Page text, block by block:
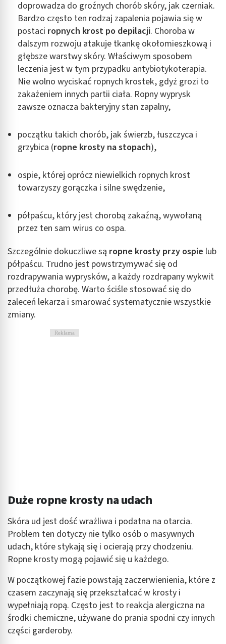
doprowadza do groźnych chorób skóry, jak czerniak.
Bardzo często ten rodzaj zapalenia pojawia się w
postaci ropnych krost po depilacji. Choroba w
dalszym rozwoju atakuje tkankę okołomieszkową i
głębsze warstwy skóry. Właściwym sposobem
leczenia jest w tym przypadku antybiotykoterapia.
Nie wolno wyciskać ropnych krostek, gdyż grozi to
zakażeniem innych partii ciała. Ropny wyprysk
zawsze oznacza bakteryjny stan zapalny,
początku takich chorób, jak świerzb, łuszczyca i
grzybica (ropne krosty na stopach),
ospie, której oprócz niewielkich ropnych krost
towarzyszy gorączka i silne swędzenie,
półpaścu, który jest chorobą zakaźną, wywołaną
przez ten sam wirus co ospa.
Szczególnie dokuczliwe są ropne krosty przy ospie lub
półpaścu. Trudno jest powstrzymywać się od
rozdrapywania wyprysków, a każdy rozdrapany wykwit
przedłuża chorobę. Warto ściśle stosować się do
zaleceń lekarza i smarować systematycznie wszystkie
zmiany.
Reklama
Duże ropne krosty na udach
Skóra ud jest dość wrażliwa i podatna na otarcia.
Problem ten dotyczy nie tylko osób o masywnych
udach, które stykają się i ocierają przy chodzeniu.
Ropne krosty mogą pojawić się u każdego.
W początkowej fazie powstają zaczerwienienia, które z
czasem zaczynają się przekształcać w krosty i
wypełniają ropą. Często jest to reakcja alergiczna na
środki chemiczne, używane do prania spodni czy innych
części garderoby.